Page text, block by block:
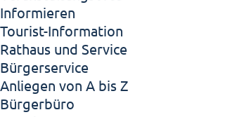
Informieren
Tourist-Information
Rathaus und Service
Bürgerservice
Anliegen von A bis Z
Bürgerbüro